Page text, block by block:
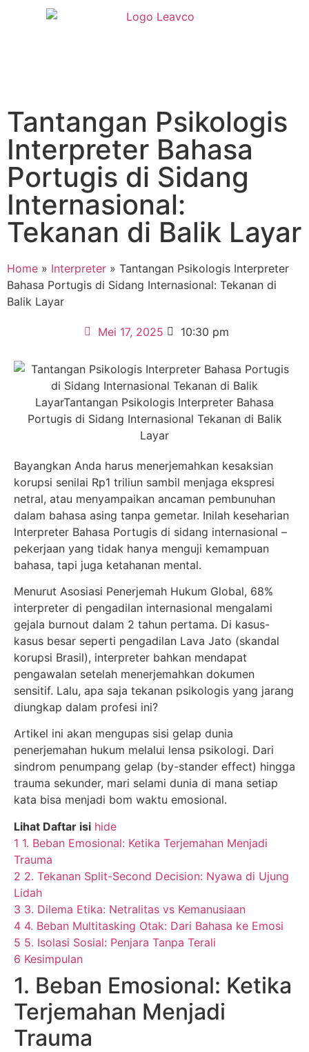
Tantangan Psikologis
Interpreter Bahasa
Portugis di Sidang
Internasional:
Tekanan di Balik Layar
Home » Interpreter » Tantangan Psikologis Interpreter
Bahasa Portugis di Sidang Internasional: Tekanan di
Balik Layar
Mei 17, 2025 10:30 pm
Bayangkan Anda harus menerjemahkan kesaksian
korupsi senilai Rp1 triliun sambil menjaga ekspresi
netral, atau menyampaikan ancaman pembunuhan
dalam bahasa asing tanpa gemetar. Inilah keseharian
Interpreter Bahasa Portugis di sidang internasional –
pekerjaan yang tidak hanya menguji kemampuan
bahasa, tapi juga ketahanan mental.
Menurut Asosiasi Penerjemah Hukum Global, 68%
interpreter di pengadilan internasional mengalami
gejala burnout dalam 2 tahun pertama. Di kasus-
kasus besar seperti pengadilan Lava Jato (skandal
korupsi Brasil), interpreter bahkan mendapat
pengawalan setelah menerjemahkan dokumen
sensitif. Lalu, apa saja tekanan psikologis yang jarang
diungkap dalam profesi ini?
Artikel ini akan mengupas sisi gelap dunia
penerjemahan hukum melalui lensa psikologi. Dari
sindrom penumpang gelap (by-stander effect) hingga
trauma sekunder, mari selami dunia di mana setiap
kata bisa menjadi bom waktu emosional.
Lihat Daftar isi hide
1 1. Beban Emosional: Ketika Terjemahan Menjadi
Trauma
2 2. Tekanan Split-Second Decision: Nyawa di Ujung
Lidah
3 3. Dilema Etika: Netralitas vs Kemanusiaan
4 4. Beban Multitasking Otak: Dari Bahasa ke Emosi
5 5. Isolasi Sosial: Penjara Tanpa Terali
6 Kesimpulan
1. Beban Emosional: Ketika
Terjemahan Menjadi
Trauma